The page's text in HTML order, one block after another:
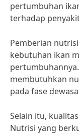
pertumbuhan
terhadap
Pemberian
kebutuhan ikan
membutuhkan
pada fase
Selain itu,
Nutrisi yang